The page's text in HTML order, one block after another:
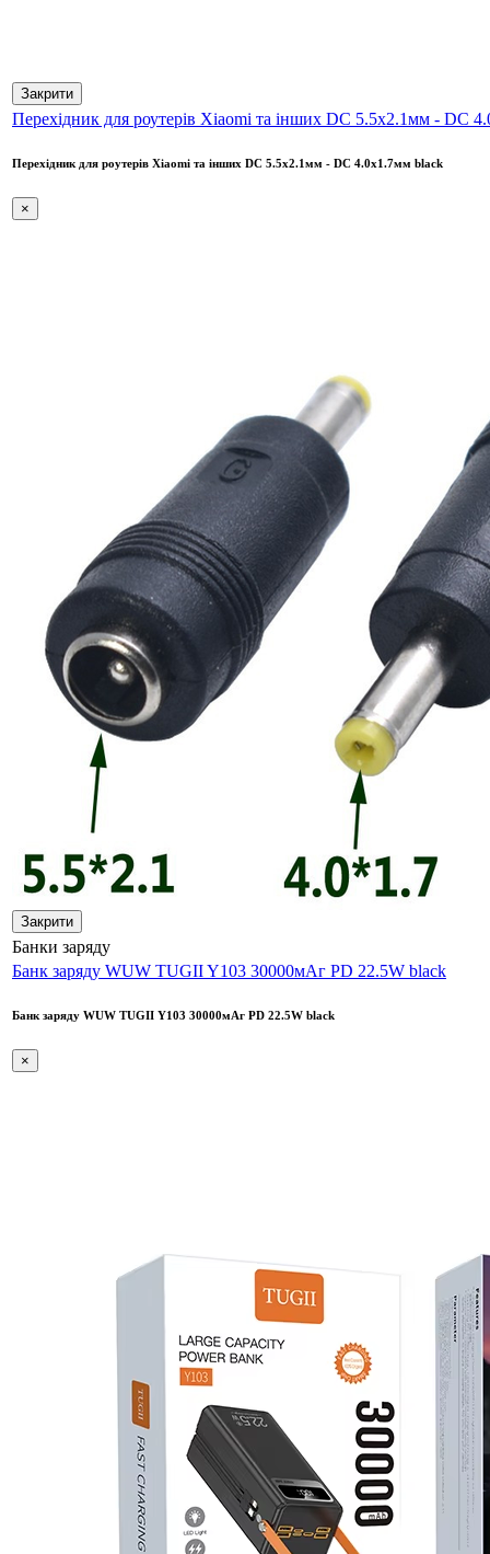
Закрити
Перехідник для роутерів Xiaomi та інших DC 5.5x2.1мм - DC
Перехідник для роутерів Xiaomi та інших DC 5.5x2.1мм - DC 4.0х1.7мм black
×
Закрити
Банки заряду
Банк заряду WUW TUGII Y103 30000мАг PD 22.5W black
Банк заряду WUW TUGII Y103 30000мАг PD 22.5W black
×